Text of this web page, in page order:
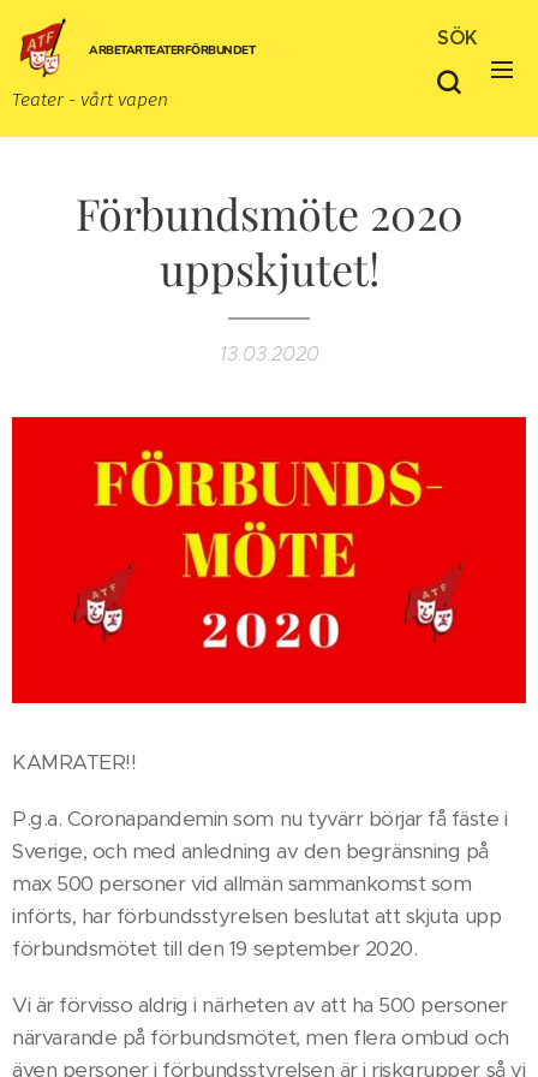
ARBETARTEATERFÖRBUNDET
Teater - vårt vapen
SÖK
Förbundsmöte 2020
uppskjutet!
13.03.2020
KAMRATER!!
P.g.a. Coronapandemin som nu tyvärr börjar få fäste i
Sverige, och med anledning av den begränsning på
max 500 personer vid allmän sammankomst som
införts, har förbundsstyrelsen beslutat att skjuta upp
förbundsmötet till den 19 september 2020.
Vi är förvisso aldrig i närheten av att ha 500 personer
närvarande på förbundsmötet, men flera ombud och
även personer i förbundsstyrelsen är i riskgrupper så vi